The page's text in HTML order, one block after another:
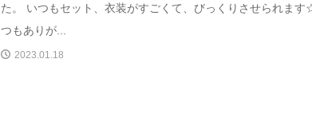
た。 いつもセット、衣装がすごくて、びっくりさせられま
つもありが...
2023.01.18